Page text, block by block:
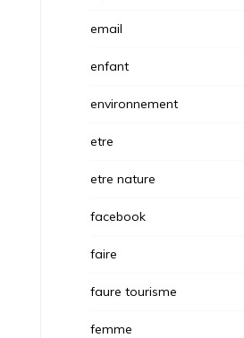
email
enfant
environnement
etre
etre nature
facebook
faire
faure tourisme
femme